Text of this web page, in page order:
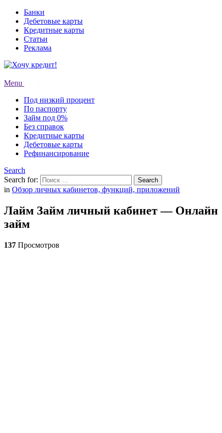
Банки
Дебетовые карты
Кредитные карты
Статьи
Реклама
Menu
Под низкий процент
По паспорту
Займ под 0%
Без справок
Кредитные карты
Дебетовые карты
Рефинансирование
Search
Search for:
Search
in Обзор личных кабинетов, функций, приложений
Лайм Займ личный кабинет — Онлайн
займ
137 Просмотров